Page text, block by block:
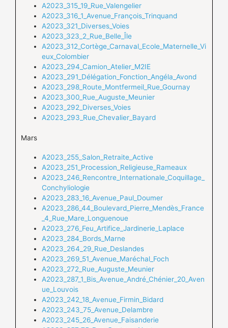
A2023_315_19_Rue_Valengelier
A2023_316_1_Avenue_François_Trinquand
A2023_321_Diverses_Voies
A2023_323_2_Rue_Belle_Île
A2023_312_Cortège_Carnaval_Ecole_Maternelle_Vi
eux_Colombier
A2023_294_Camion_Atelier_M2IE
A2023_291_Délégation_Fonction_Angéla_Avond
A2023_298_Route_Montfermeil_Rue_Gournay
A2023_300_Rue_Auguste_Meunier
A2023_292_Diverses_Voies
A2023_293_Rue_Chevalier_Bayard
Mars
A2023_255_Salon_Retraite_Active
A2023_251_Procession_Religieuse_Rameaux
A2023_246_Rencontre_Internationale_Coquillage_
Conchyliologie
A2023_283_16_Avenue_Paul_Doumer
A2023_286_44_Boulevard_Pierre_Mendès_France
_4_Rue_Mare_Longuenoue
A2023_276_Feu_Artifice_Jardinerie_Laplace
A2023_284_Bords_Marne
A2023_264_29_Rue_Deslandes
A2023_269_51_Avenue_Maréchal_Foch
A2023_272_Rue_Auguste_Meunier
A2023_287_1_Bis_Avenue_André_Chénier_20_Aven
ue_Louvois
A2023_242_18_Avenue_Firmin_Bidard
A2023_243_75_Avenue_Delambre
A2023_245_26_Avenue_Faisanderie